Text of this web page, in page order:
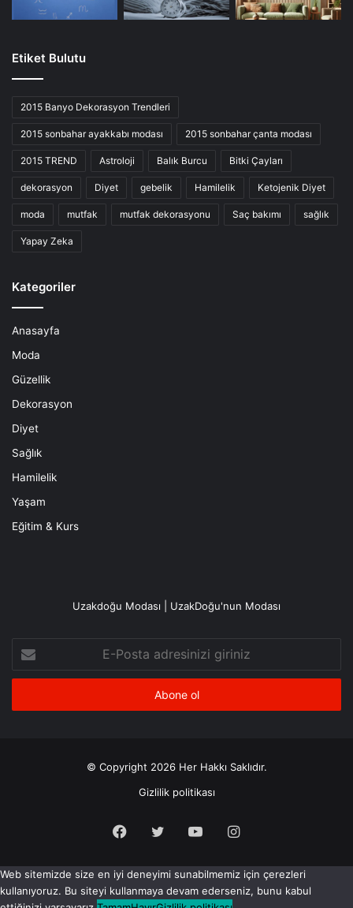
Etiket Bulutu
2015 Banyo Dekorasyon Trendleri
2015 sonbahar ayakkabı modası 2015 sonbahar çanta modası
2015 TREND Astroloji Balık Burcu Bitki Çayları
dekorasyon Diyet gebelik Hamilelik Ketojenik Diyet
moda mutfak mutfak dekorasyonu Saç bakımı sağlık
Yapay Zeka
Kategoriler
Anasayfa
Moda
Güzellik
Dekorasyon
Diyet
Sağlık
Hamilelik
Yaşam
Eğitim & Kurs
Uzakdoğu Modası | UzakDoğu'nun Modası
Posta
adresinizi
© Copyright 2026 Her Hakkı Saklıdır.
Gizlilik politikası
Facebook
X YouTubeInstagram
Web sitemizde size en iyi deneyimi sunabilmemiz için çerezleri
kullanıyoruz. Bu siteyi kullanmaya devam ederseniz, bunu kabul